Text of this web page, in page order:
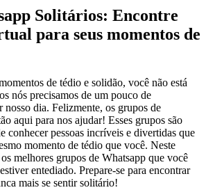
Solitários: Encontre
para seus momentos de
de tédio e solidão, você não está
nós precisamos de um pouco de
nosso dia. Felizmente, os grupos de
aqui para nos ajudar! Esses grupos são
conhecer pessoas incríveis e divertidas que
momento de tédio que você. Neste
melhores grupos de Whatsapp que você
entediado. Prepare-se para encontrar
mais se sentir solitário!